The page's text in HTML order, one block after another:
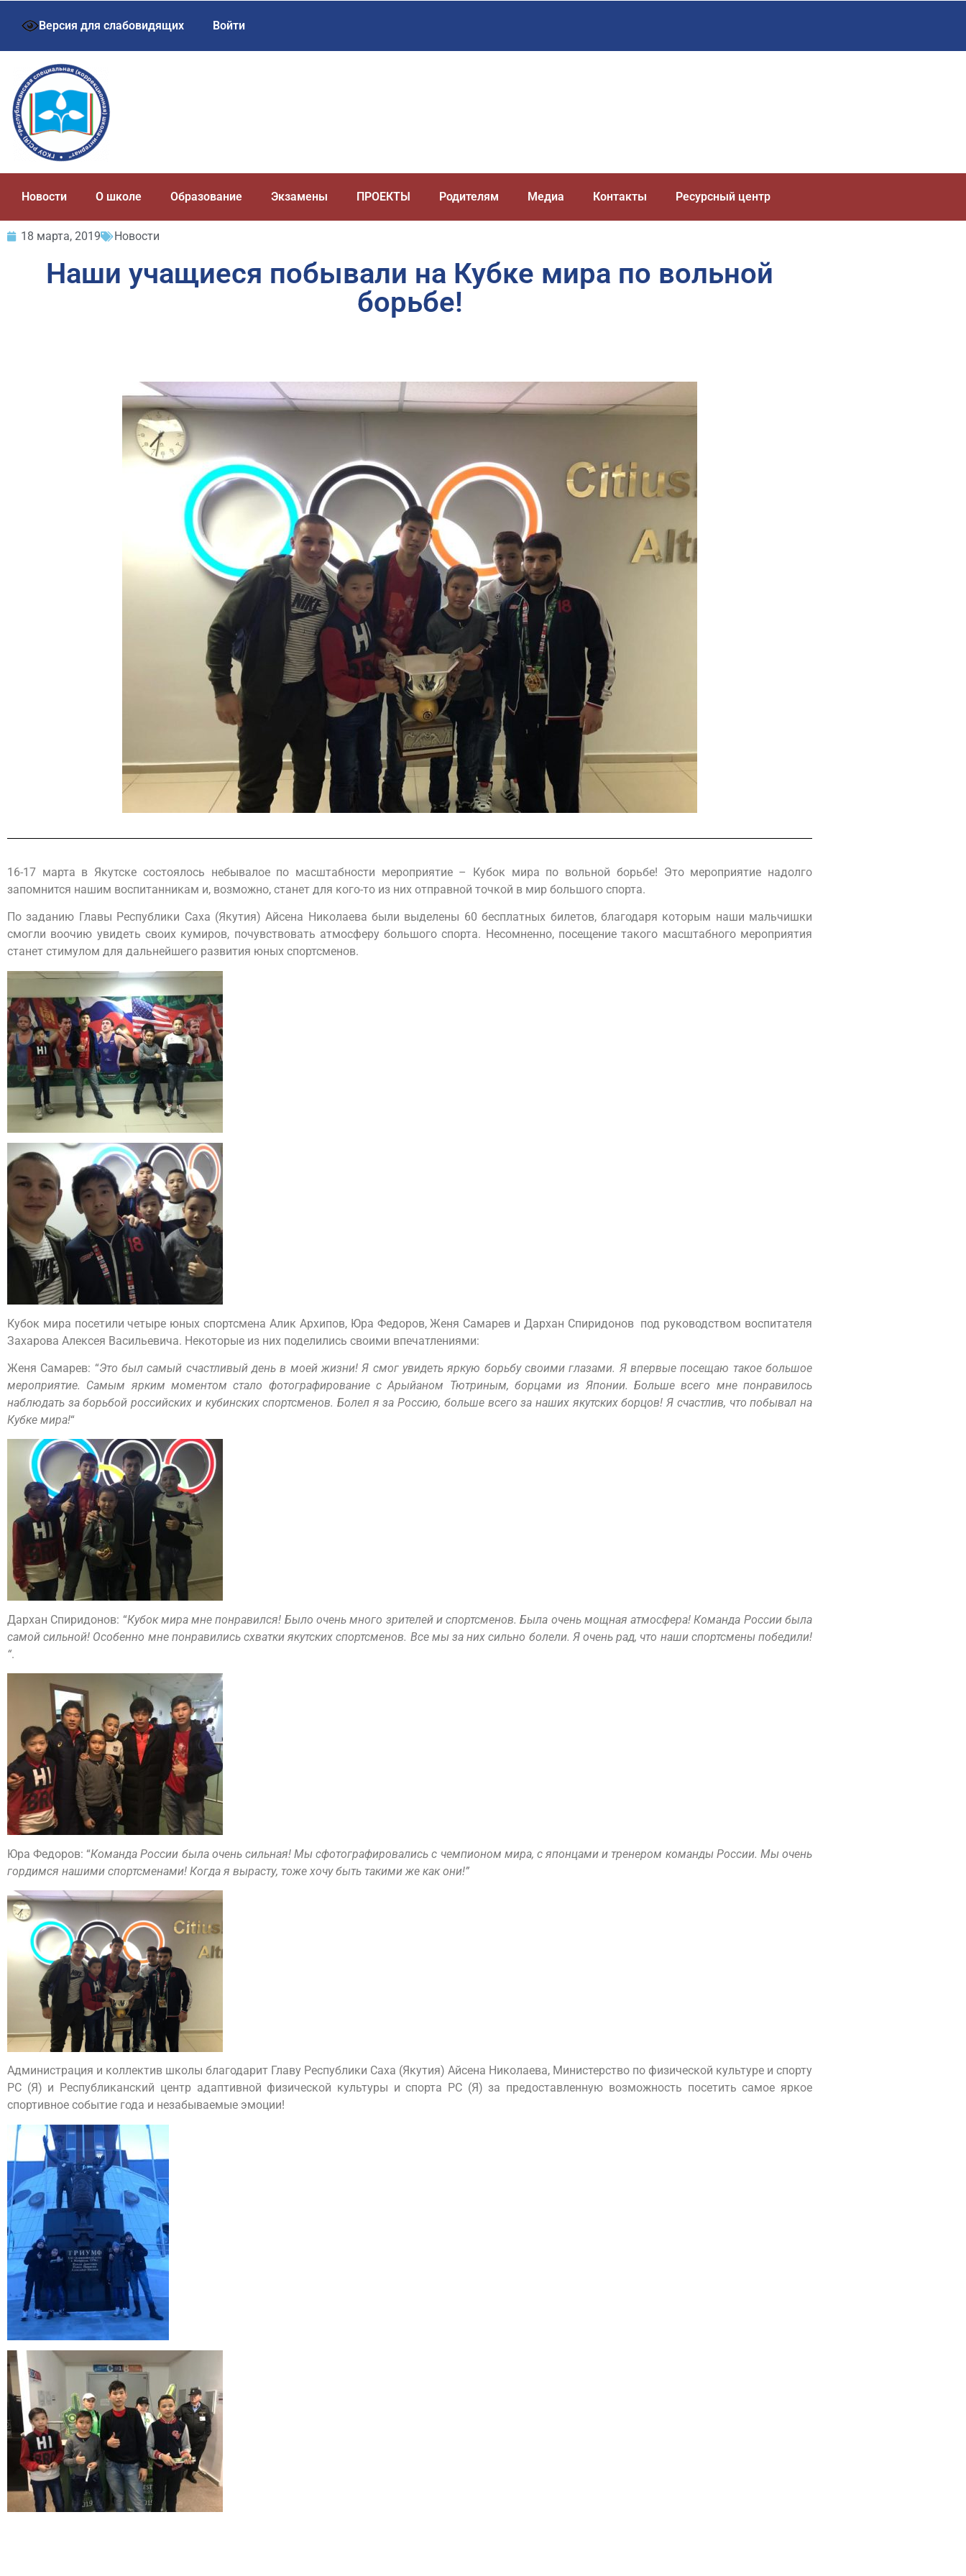
Версия для слабовидящих Войти
Новости О школе Образование Экзамены ПРОЕКТЫ Родителям Медиа Контакты Ресурсный центр
18 марта, 2019 Новости
Наши учащиеся побывали на Кубке мира по вольной
борьбе!
16-17 марта в Якутске состоялось небывалое по масштабности мероприятие – Кубок мира по вольной борьбе! Это мероприятие надолго
запомнится нашим воспитанникам и, возможно, станет для кого-то из них отправной точкой в мир большого спорта.
По заданию Главы Республики Саха (Якутия) Айсена Николаева были выделены 60 бесплатных билетов, благодаря которым наши мальчишки
смогли воочию увидеть своих кумиров, почувствовать атмосферу большого спорта. Несомненно, посещение такого масштабного мероприятия
станет стимулом для дальнейшего развития юных спортсменов.
Кубок мира посетили четыре юных спортсмена Алик Архипов, Юра Федоров, Женя Самарев и Дархан Спиридонов под руководством воспитателя
Захарова Алексея Васильевича. Некоторые из них поделились своими впечатлениями:
Женя Самарев: “Это был самый счастливый день в моей жизни! Я смог увидеть яркую борьбу своими глазами. Я впервые посещаю такое большое
мероприятие. Самым ярким моментом стало фотографирование с Арыйаном Тютриным, борцами из Японии. Больше всего мне понравилось
наблюдать за борьбой российских и кубинских спортсменов. Болел я за Россию, больше всего за наших якутских борцов! Я счастлив, что побывал на
Кубке мира!“
Дархан Спиридонов: “Кубок мира мне понравился! Было очень много зрителей и спортсменов. Была очень мощная атмосфера! Команда России была
самой сильной! Особенно мне понравились схватки якутских спортсменов. Все мы за них сильно болели. Я очень рад, что наши спортсмены победили!
“.
Юра Федоров: “Команда России была очень сильная! Мы сфотографировались с чемпионом мира, с японцами и тренером команды России. Мы очень
гордимся нашими спортсменами! Когда я вырасту, тоже хочу быть такими же как они!”
Администрация и коллектив школы благодарит Главу Республики Саха (Якутия) Айсена Николаева, Министерство по физической культуре и спорту
РС (Я) и Республиканский центр адаптивной физической культуры и спорта РС (Я) за предоставленную возможность посетить самое яркое
спортивное событие года и незабываемые эмоции!